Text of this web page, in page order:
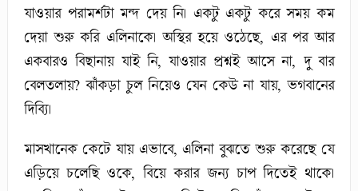
যাওয়ার পরামর্শটা মন্দ দেয় নি। একটু একটু করে সময় কম
দেয়া শুরু করি এলিনাকে। অস্থির হয়ে ওঠেছে, এর পর আর
একবারও বিছানায় যাই নি, যাওয়ার প্রশ্নই আসে না, দু বার
বেলতলায়? ঝাঁকড়া চুল নিয়েও যেন কেউ না যায়, ভগবানের
দিব্যি।
মাসখানেক কেটে যায় এভাবে, এলিনা বুঝতে শুরু করেছে যে
এড়িয়ে চলেছি ওকে, বিয়ে করার জন্য চাপ দিতেই থাকে।